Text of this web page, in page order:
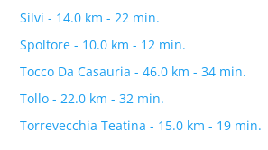
Silvi - 14.0 km - 22 min.
Spoltore - 10.0 km - 12 min.
Tocco Da Casauria - 46.0 km - 34 min.
Tollo - 22.0 km - 32 min.
Torrevecchia Teatina - 15.0 km - 19 min.